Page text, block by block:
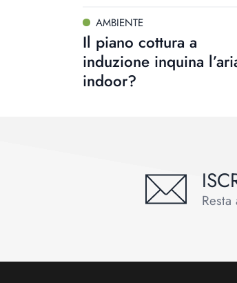
AMBIENTE
Il piano cottura a
induzione inquina
indoor?